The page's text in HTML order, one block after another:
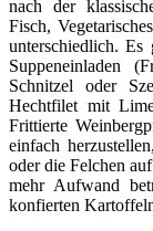
nach der
Fisch,
unterschiedlich.
Suppeneinladen
Schnitzel oder
Hechtfilet mit
Frittierte
einfach
oder die Felchen
mehr Aufwand
konfierten